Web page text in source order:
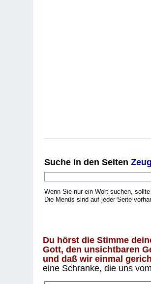
Suche in den Seiten
Wenn Sie nur ein Wort suchen,
Die Menüs sind auf jeder Seite
Du hörst die Stimme
Gott, den unsichtbaren
und daß wir einmal
eine Schranke, die uns